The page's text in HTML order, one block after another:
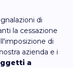
di
la cessazione
di
azienda e i
a